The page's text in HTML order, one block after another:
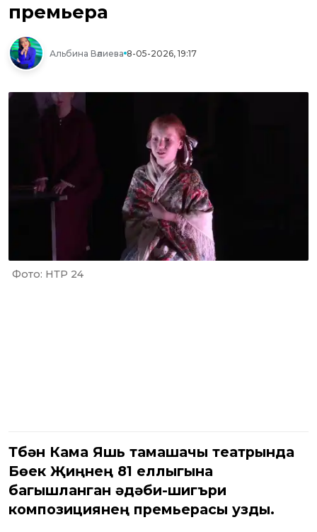
премьера
Альбина Вәлиева 8-05-2026, 19:17
Фото: НТР 24
Түбән Кама Яшь тамашачы театрында
Бөек Җиңүнең 81 еллыгына
багышланган әдәби-шигъри
композициянең премьерасы узды.